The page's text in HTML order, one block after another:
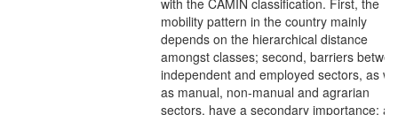
with the CAMIN classification. First, the
mobility pattern in the country mainly
depends on the hierarchical distance
amongst classes; second, barriers
independent and employed sectors, as
as manual, non-manual and agrarian
sectors, have a secondary importance;